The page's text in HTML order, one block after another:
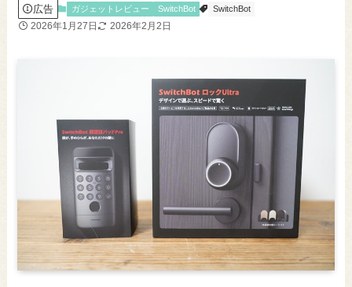
広告 ガジェットレビュー SwitchBot SwitchBot
2026年1月27日 2026年2月2日